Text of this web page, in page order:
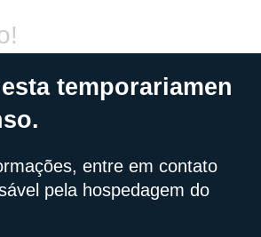
temporariamen
entre em contato
pela hospedagem do